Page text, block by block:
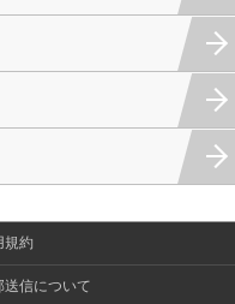
規約
送信について